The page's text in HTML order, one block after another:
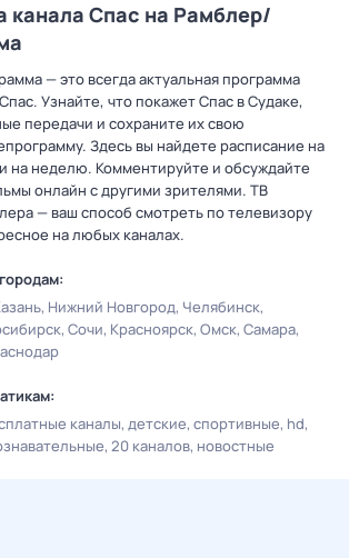
канала Спас на Рамблер/
— это всегда актуальная программа
Узнайте, что покажет Спас в Судаке,
передачи и сохраните их свою
Здесь вы найдете расписание на
на неделю. Комментируйте и обсуждайте
онлайн с другими зрителями. ТВ
— ваш способ смотреть по телевизору
на любых каналах.
Нижний Новгород Челябинск
Сочи Красноярск Омск Самара
каналы детские спортивные hd
20 каналов новостные